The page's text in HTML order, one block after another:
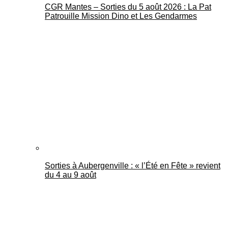
Mantes Actu
CGR Mantes – Sorties du 5 août 2026 : La Pat
Patrouille Mission Dino et Les Gendarmes
Sorties à Aubergenville : « l’Été en Fête » revient
du 4 au 9 août